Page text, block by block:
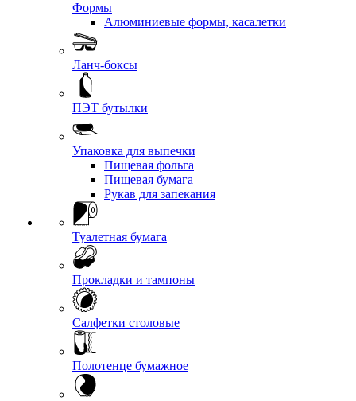
Формы
Алюминиевые формы, касалетки
Ланч-боксы
ПЭТ бутылки
Упаковка для выпечки
Пищевая фольга
Пищевая бумага
Рукав для запекания
Туалетная бумага
Прокладки и тампоны
Салфетки столовые
Полотенце бумажное